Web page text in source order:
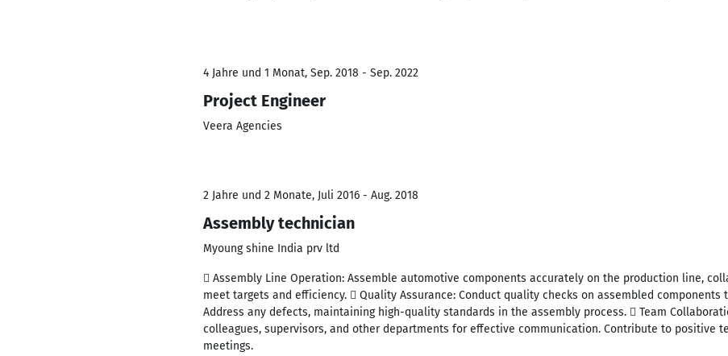
4 Jahre und 1 Monat, Sep. 2018 - Sep. 2022
Project Engineer
Veera Agencies
2 Jahre und 2 Monate, Juli 2016 - Aug. 2018
Assembly technician
Myoung shine India prv ltd
 Assembly Line Operation: Assemble automotive components accurately on the production line,
meet targets and efficiency.  Quality Assurance: Conduct quality checks on assembled components
Address any defects, maintaining high-quality standards in the assembly process.  Team
colleagues, supervisors, and other departments for effective communication. Contribute to positive
meetings.